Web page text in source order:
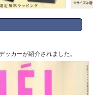
ッカーが紹介されました。